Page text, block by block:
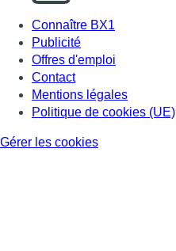
Connaître BX1
Publicité
Offres d'emploi
Contact
Mentions légales
Politique de cookies (UE)
Gérer les cookies